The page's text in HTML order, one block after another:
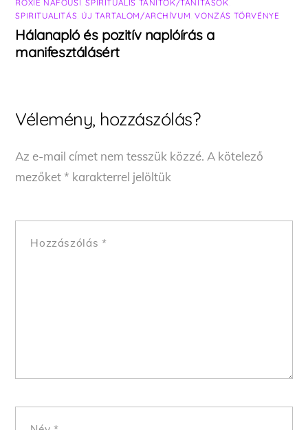
ROXIE NAFOUSI ,SPIRITUÁLIS TANÍTÓK/TANÍTÁSOK
SPIRITUALITÁS ÚJ TARTALOM/ARCHÍVUM ,VONZÁS TÖRVÉNYE
Hálanapló és pozitív naplóírás a
manifesztálásért
Vélemény, hozzászólás?
Az e-mail címet nem tesszük közzé. A kötelező
mezőket* karakterrel jelöltük
Hozzászólás *